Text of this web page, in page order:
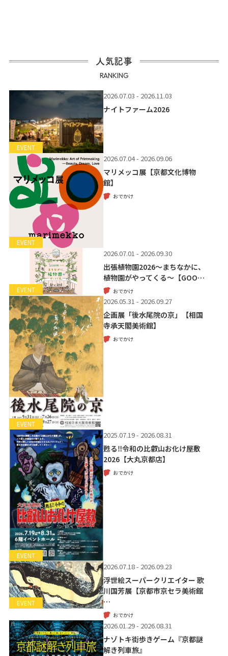
人気記事
RANKING
EVENT
2026.07.03 - 2026.11.03
ナイトファーム2026
EVENT
2026.07.04 - 2026.09.06
マリメッコ展【京都文化博物
館】
おでかけ
EVENT
2026.07.01 - 2026.09.30
出張植物園2026～まちなかに、
植物園がやってくる～【GOO…
おでかけ
EVENT
2026.05.31 - 2026.09.27
企画展「後水尾院の京」【相国
寺承天閣美術館】
おでかけ
EVENT
2025.07.19 - 2026.08.31
甦る‼令和の比叡山お化け屋敷
2026【大丸京都店】
おでかけ
EVENT
2026.07.18 - 2026.09.23
浮世絵スーパークリエイター 歌
川国芳展【京都市京セラ美術館
…
おでかけ
2026.01.29 - 2026.08.31
ナゾトキ街歩きゲーム『京都謎
解き列車旅』